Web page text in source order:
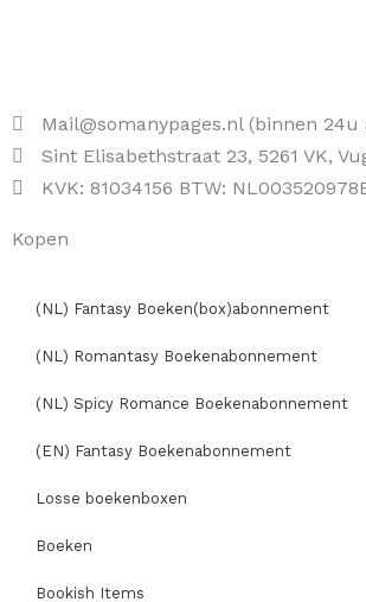
Mail@somanypages.nl (binnen
Sint Elisabethstraat 23, 5261 VK,
KVK: 81034156 BTW:
Kopen
(NL) Fantasy Boeken(box)abonnement
(NL) Romantasy Boekenabonnement
(NL) Spicy Romance Boekenabonnement
(EN) Fantasy Boekenabonnement
Losse boekenboxen
Boeken
Bookish Items